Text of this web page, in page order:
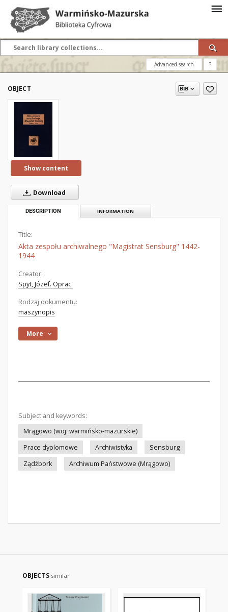
Advanced search ?
OBJECT
Show content
Download
DESCRIPTION INFORMATION
Title:
Akta zespołu archiwalnego "Magistrat Sensburg" 1442-
1944
Creator:
Spyt, Józef. Oprac.
Rodzaj dokumentu:
maszynopis
More
Subject and keywords:
Mrągowo (woj. warmińsko-mazurskie)
Prace dyplomowe
Archiwistyka
Sensburg
Ządźbork
Archiwum Państwowe (Mrągowo)
OBJECTS similar